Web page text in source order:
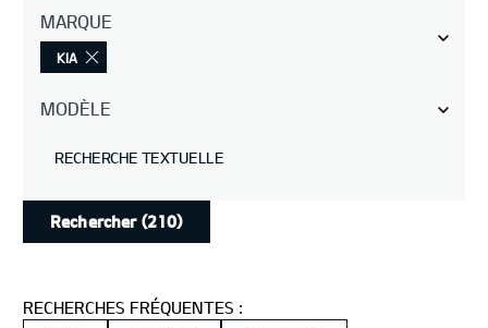
MARQUE
KIA
MODÈLE
RECHERCHE TEXTUELLE
Rechercher (210)
RECHERCHES FRÉQUENTES :